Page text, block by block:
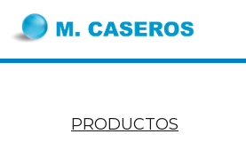
PRODUCTOS